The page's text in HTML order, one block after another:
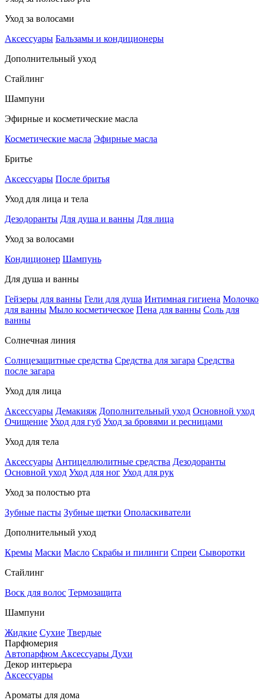
Уход за волосами
Аксессуары Бальзамы и кондиционеры
Дополнительный уход
Стайлинг
Шампуни
Эфирные и косметические масла
Косметические масла Эфирные масла
Бритье
Аксессуары После бритья
Уход для лица и тела
Дезодоранты Для душа и ванны Для лица
Уход за волосами
Кондиционер Шампунь
Для душа и ванны
Гейзеры для ванны Гели для душа Интимная гигиена Молочко
для ванны Мыло косметическое Пена для ванны Соль для
ванны
Солнечная линия
Солнцезащитные средства Средства для загара Средства
после загара
Уход для лица
Аксессуары Демакияж Дополнительный уход Основной уход
Очищение Уход для губ Уход за бровями и ресницами
Уход для тела
Аксессуары Антицеллюлитные средства Дезодоранты
Основной уход Уход для ног Уход для рук
Уход за полостью рта
Зубные пасты Зубные щетки Ополаскиватели
Дополнительный уход
Кремы Маски Масло Скрабы и пилинги Спреи Сыворотки
Стайлинг
Воск для волос Термозащита
Шампуни
Жидкие Сухие Твердые
Парфюмерия
Автопарфюм Аксессуары Духи
Декор интерьера
Аксессуары
Ароматы для дома